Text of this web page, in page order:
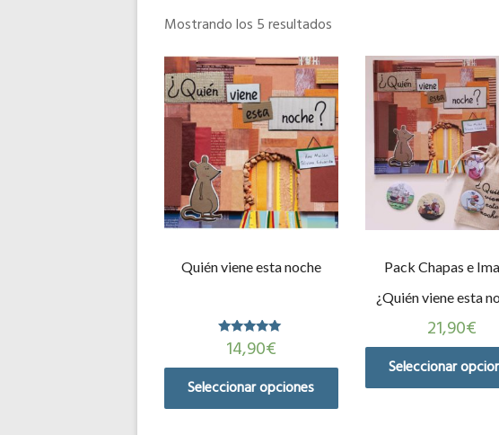
Mostrando los 5 resultados
Quién viene esta noche
Valorado en
5.00
de 5
14,90€
Seleccionar opciones
Pack Chapas e
¿Quién viene esta
21,90€
Seleccionar